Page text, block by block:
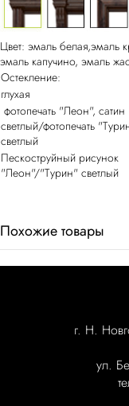
Цвет: эмаль белая,эмаль
эмаль капучино, эмаль
Остекление:
глухая
фотопечать "Леон", сатин
светлый/фотопечать
светлый
Пескоструйный рисунок
"Леон"/"Турин" светлый
Похожие товары
г. Н.
ул.